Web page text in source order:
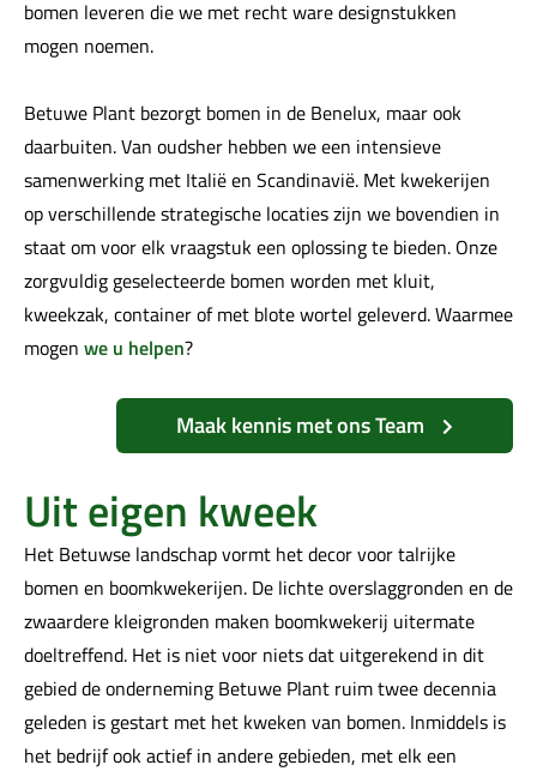
bomen leveren die we met recht ware designstukken
mogen noemen.
Betuwe Plant bezorgt bomen in de Benelux, maar ook
daarbuiten. Van oudsher hebben we een intensieve
samenwerking met Italië en Scandinavië. Met kwekerijen
op verschillende strategische locaties zijn we bovendien in
staat om voor elk vraagstuk een oplossing te bieden. Onze
zorgvuldig geselecteerde bomen worden met kluit,
kweekzak, container of met blote wortel geleverd. Waarmee
mogen we u helpen?
Maak kennis met ons Team
Uit eigen kweek
Het Betuwse landschap vormt het decor voor talrijke
bomen en boomkwekerijen. De lichte overslaggronden en de
zwaardere kleigronden maken boomkwekerij uitermate
doeltreffend. Het is niet voor niets dat uitgerekend in dit
gebied de onderneming Betuwe Plant ruim twee decennia
geleden is gestart met het kweken van bomen. Inmiddels is
het bedrijf ook actief in andere gebieden, met elk een